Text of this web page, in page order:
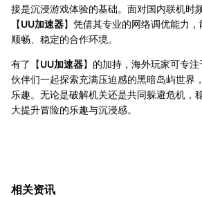
接是沉浸游戏体验的基础。面对国内联机时
【UU加速器】凭借其专业的网络调优能力
顺畅、稳定的合作环境。
有了【UU加速器】的加持，海外玩家可专
伙伴们一起探索充满压迫感的黑暗岛屿世界
乐趣。无论是破解机关还是共同躲避危机，
大提升冒险的乐趣与沉浸感。
相关资讯